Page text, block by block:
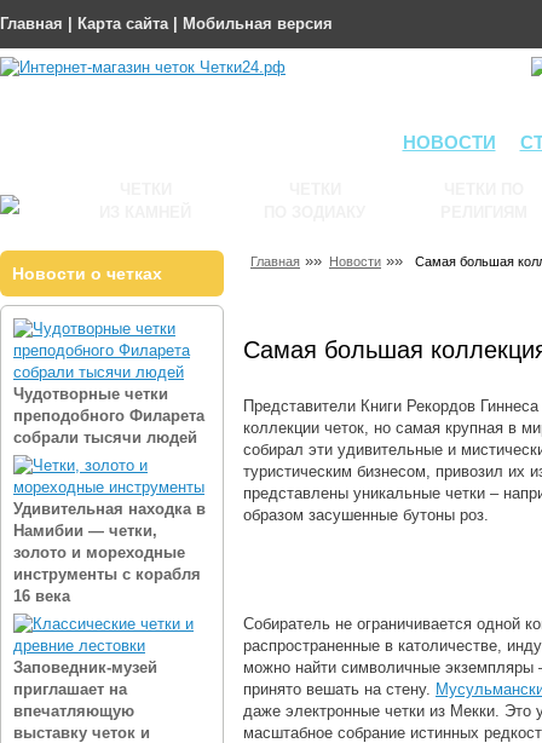
Главная Карта сайта| Мобильная версия
НОВОСТИ
Новости о четках
Чудотворные четки
преподобного Филарета
собрали тысячи людей
Удивительная находка в
Намибии — четки,
золото и мореходные
инструменты с корабля
16 века
Заповедник-музей
приглашает на
впечатляющую
выставку четок и
Главная »» Новости »» Самая большая
Самая большая
Представители Книги Рекордов
коллекции четок, но самая крупная в
собирал эти удивительные и
туристическим бизнесом, привозил их
представлены уникальные четки ‒
образом засушенные бутоны роз.
Собиратель не ограничивается одной
распространенные в католичестве,
можно найти символичные экземпляры
принято вешать на стену.
даже электронные четки из Мекки.
масштабное собрание истинных